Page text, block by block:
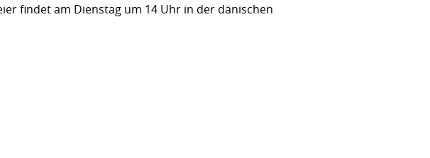
findet am Dienstag um 14 Uhr in der dänischen